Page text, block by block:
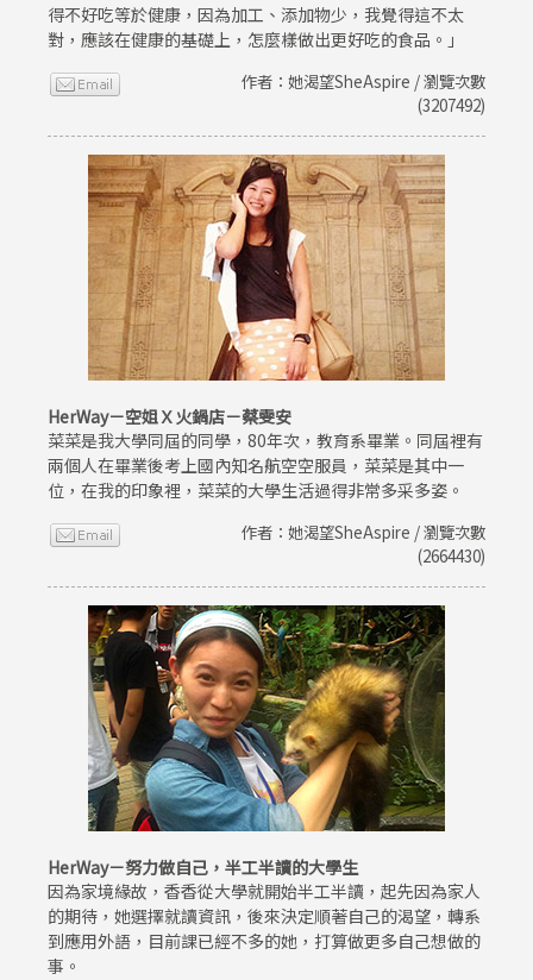
得不好吃等於健康，因為加工、添加物少，我覺得這不太
對，應該在健康的基礎上，怎麼樣做出更好吃的食品。」
作者：她渴望SheAspire / 瀏覽次數
(3207492)
HerWay－空姐Ｘ火鍋店－蔡雯安
菜菜是我大學同屆的同學，80年次，教育系畢業。同屆裡有
兩個人在畢業後考上國內知名航空空服員，菜菜是其中一
位，在我的印象裡，菜菜的大學生活過得非常多采多姿。
作者：她渴望SheAspire / 瀏覽次數
(2664430)
HerWay－努力做自己，半工半讀的大學生
因為家境緣故，香香從大學就開始半工半讀，起先因為家人
的期待，她選擇就讀資訊，後來決定順著自己的渴望，轉系
到應用外語，目前課已經不多的她，打算做更多自己想做的
事。